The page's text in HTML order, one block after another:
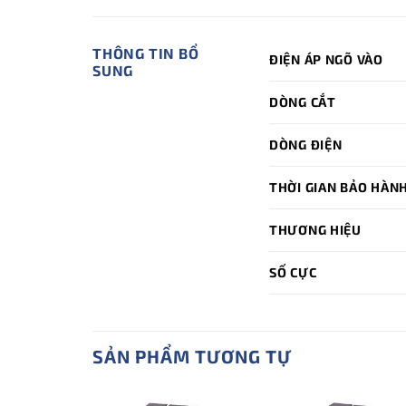
THÔNG TIN BỔ
SUNG
ĐIỆN ÁP NGÕ VÀO
DÒNG CẮT
DÒNG ĐIỆN
THỜI GIAN BẢO
THƯƠNG HIỆU
SỐ CỰC
SẢN PHẨM TƯƠNG TỰ